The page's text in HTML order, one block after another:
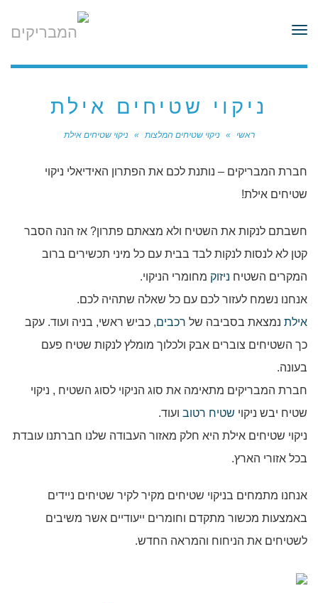
תפריט
ניקוי שטיחים אילת
ראשי » ניקוי שטיחים המלצות » ניקוי שטיחים אילת
חברת המבריקים – נותנת לכם את הפתרון האידיאלי ניקוי
שטיחים אילת!
חשבתם לנקות את השטיח ולא מצאתם פתרון? אז הנה הסבר
קטן לא לנסות לנקות לבד בבית עם כל מיני תכשירים ברוב
המקרים השטיח ניזוק מחומרי הניקוי.
אנחנו נשמח לעזור לכם עם כל שאלה שתהיה לכם.
אילת נמצאת בסביבה של רכבים, כביש ראשי, בניה ועוד. עקב
כך השטיחים צוברים אבק ולכלוך מומלץ לנקות שטיח פעם
בעונה.
חברת המבריקים מתאימה את סוג הניקוי לסוג השטיח , ניקוי
שטיח יבש ניקוי שטיח רטוב ועוד.
ניקוי שטיחים אילת היא חלק מאזור העבודה שלנו חברתנו עובדת
בכל אזורי הארץ.
אנחנו מתמחים בניקוי שטיחים מקיר לקיר שטיחים ניידים
באמצעות מכשור מתקדם וחומרים ייעודיים אשר משיבים
לשטיחים את הניחוח והמראה החדש.